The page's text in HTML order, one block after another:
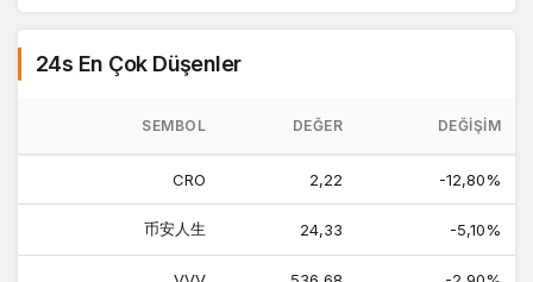
24s En Çok Düşenler
SEMBOL DEĞER DEĞIŞIM
CRO 2,22 -12,80%
币安人生 24,33 -5,10%